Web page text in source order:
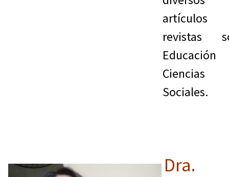
revistas
Ciencias
Sociales.
Dra.